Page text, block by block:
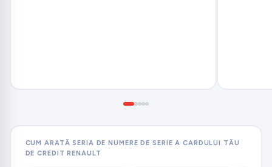
CUM ARATĂ SERIA DE NUMERE DE SERIE A CARDULUI TĂU
DE CREDIT RENAULT